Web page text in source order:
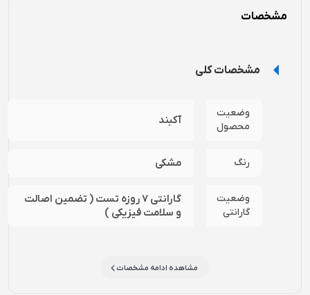
مشخصات
مشخصات کلی
وضعیت
محصول
آکبند
رنگ مشکی
وضعیت
گارانتی
گارانتی 7 روزه تست ( تضمین اصالت
و سلامت فیزیکی )
مشاهده ادامه مشخصات